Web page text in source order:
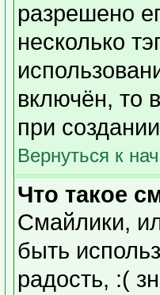
разрешено
несколько
включён, то
при
Вернуться к
Что такое
Смайлики,
быть
радость, :(